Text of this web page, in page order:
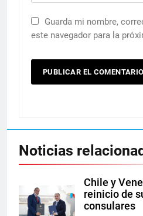
Guarda mi nombre,
este navegador para la
Noticias
Chile y
reinicio de
consulares